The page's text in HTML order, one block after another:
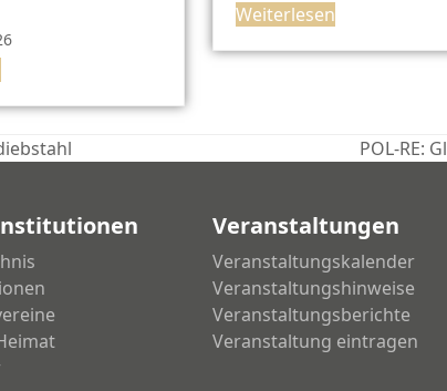
Weiterlesen
Nächster
POL-RE:
Veranstaltungen
Veranstaltungskalender
Veranstaltungshinweise
Veranstaltungsberichte
Veranstaltung eintragen